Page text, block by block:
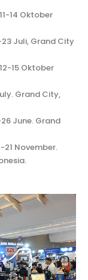
14 Oktober
Juli, Grand City
12-15 Oktober
Grand City,
June. Grand
21 November.